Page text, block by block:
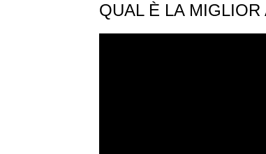
QUAL È LA